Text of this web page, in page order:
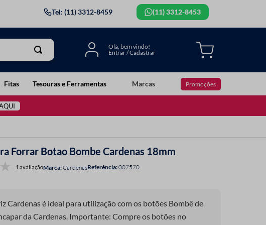
Tel: (11) 3312-8459 (11) 3312-8453
Fitas Tesouras e Ferramentas Marcas Promoções
Forrar Botao Bombe Cardenas 18mm
1 avaliação CardenasReferência:007570
Cardenas é ideal para utilização com os botões Bombê de
da Cardenas. Importante: Compre os botões no